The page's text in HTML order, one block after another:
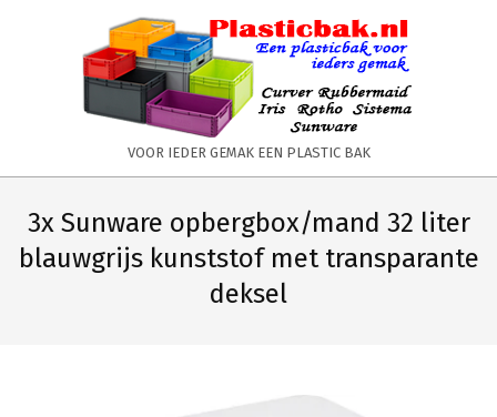
PLASTICBAK.NL
VOOR IEDER GEMAK EEN PLASTIC BAK
Navigation
Menu
Navigation
Menu
3x Sunware opbergbox/mand 32 liter
blauwgrijs kunststof met transparante
deksel